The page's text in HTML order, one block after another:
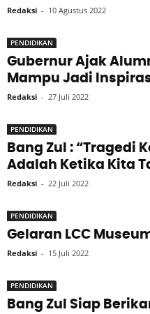
Redaksi - 10 Agustus 2022
PENDIDIKAN
Gubernur Ajak
Mampu Jadi
Redaksi - 27 Juli 2022
PENDIDIKAN
Bang Zul : “Tragedi
Adalah Ketika Kita
Redaksi - 22 Juli 2022
PENDIDIKAN
Gelaran LCC
Redaksi - 15 Juli 2022
PENDIDIKAN
Bang Zul Siap